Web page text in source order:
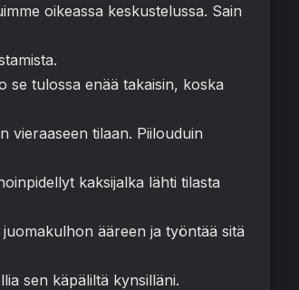
oikeassa keskustelussa. Sain
se tulossa enää takaisin, koska
vieraaseen tilaan. Piilouduin
kaksijalka lähti tilasta
ääreen ja työntää sitä
sen käpäliltä kynsilläni.